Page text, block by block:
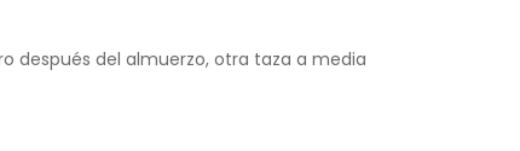
después del almuerzo, otra taza a media